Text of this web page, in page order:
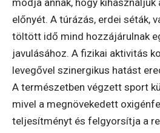
előnyét. A túrázás, erdei séták,
töltött idő mind hozzájárulnak
javulásához. A fizikai aktivitás
levegővel szinergikus hatást
A természetben végzett sport
mivel a megnövekedett
teljesítményt és felgyorsítja a